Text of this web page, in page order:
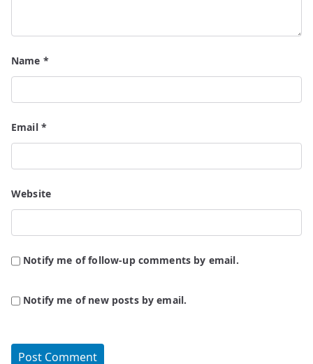
Name *
Email *
Website
Notify me of follow-up comments by email.
Notify me of new posts by email.